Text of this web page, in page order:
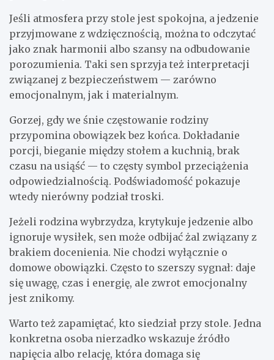
Jeśli atmosfera przy stole jest spokojna, a jedzenie
przyjmowane z wdzięcznością, można to odczytać
jako znak harmonii albo szansy na odbudowanie
porozumienia. Taki sen sprzyja też interpretacji
związanej z bezpieczeństwem — zarówno
emocjonalnym, jak i materialnym.
Gorzej, gdy we śnie częstowanie rodziny
przypomina obowiązek bez końca. Dokładanie
porcji, bieganie między stołem a kuchnią, brak
czasu na usiąść — to częsty symbol przeciążenia
odpowiedzialnością. Podświadomość pokazuje
wtedy nierówny podział troski.
Jeżeli rodzina wybrzydza, krytykuje jedzenie albo
ignoruje wysiłek, sen może odbijać żal związany z
brakiem docenienia. Nie chodzi wyłącznie o
domowe obowiązki. Często to szerszy sygnał: daje
się uwagę, czas i energię, ale zwrot emocjonalny
jest znikomy.
Warto też zapamiętać, kto siedział przy stole. Jedna
konkretna osoba nierzadko wskazuje źródło
napięcia albo relację, która domaga się